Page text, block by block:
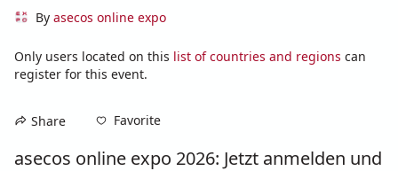
By asecos online expo
Only users located on this list of countries and regions can
register for this event.
Share Favorite
asecos online expo 2026: Jetzt anmelden und